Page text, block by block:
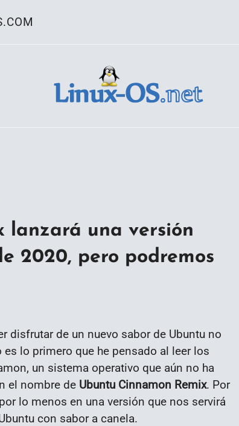
lanzará una versión
2020, pero podremos
disfrutar de un nuevo sabor de Ubuntu no
lo primero que he pensado al leer los
un sistema operativo que aún no ha
el nombre de Ubuntu Cinnamon Remix. Por
lo menos en una versión que nos servirá
con sabor a canela.